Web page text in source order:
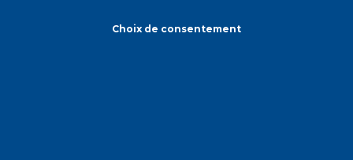
Choix de consentement